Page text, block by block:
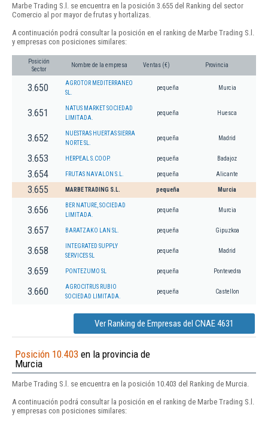
Marbe Trading S.l. se encuentra en la posición 3.655 del Ranking del sector
Comercio al por mayor de frutas y hortalizas.
A continuación podrá consultar la posición en el ranking de Marbe Trading S.l.
y empresas con posiciones similares:
Posición
Sector
Nombre de la empresa Ventas (€) Provincia
3.650
AGROTOR MEDITERRANEO
SL.
pequeña Murcia
3.651
NATUS MARKET SOCIEDAD
LIMITADA.
pequeña Huesca
3.652
NUESTRAS HUERTAS SIERRA
NORTE SL.
pequeña Madrid
3.653 HERPEAL S.COOP. pequeña Badajoz
3.654 FRUTAS NAVALON S.L. pequeña Alicante
3.655 MARBE TRADING S.L. pequeña Murcia
3.656
BER NATURE, SOCIEDAD
LIMITADA.
pequeña Murcia
3.657 BARATZAKO LAN SL. pequeña Gipuzkoa
3.658
INTEGRATED SUPPLY
SERVICES SL
pequeña Madrid
3.659 PONTEZUMO SL pequeña Pontevedra
3.660
AGROCITRUS RUBIO
SOCIEDAD LIMITADA.
pequeña Castellon
Ver Ranking de Empresas del CNAE 4631
Posición 10.403 en la provincia de
Murcia
Marbe Trading S.l. se encuentra en la posición 10.403 del Ranking de Murcia.
A continuación podrá consultar la posición en el ranking de Marbe Trading S.l.
y empresas con posiciones similares: